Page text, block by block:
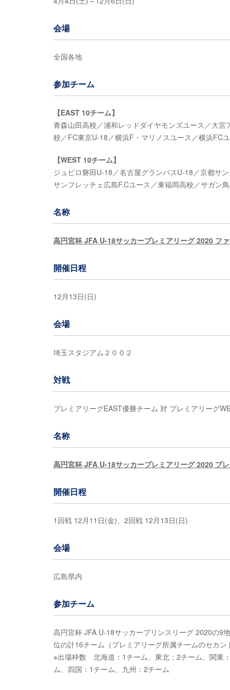
会場
全国各地
参加チーム
【EAST 10チーム】
青森山田高校／浦和レッドダイヤモンズユース／大
校／FC東京U-18／横浜F・マリノスユース／横浜FC
【WEST 10チーム】
ジュビロ磐田U-18／名古屋グランパスU-18／京都サ
サンフレッチェ広島F.Cユース／東福岡高校／サガン
名称
高円宮杯 JFA U-18サッカープレミアリーグ 2020 フ
開催日程
12月13日(日)
会場
埼玉スタジアム２００２
対戦
プレミアリーグEAST優勝チーム 対 プレミアリーグ
名称
高円宮杯 JFA U-18サッカープレミアリーグ 2020 プ
開催日程
1回戦 12月11日(金)、2回戦 12月13日(日)
会場
広島県内
参加チーム
高円宮杯 JFA U-18サッカープリンスリーグ 2020の9
位の計16チーム（プレミアリーグ所属チームのセカン
※出場枠数 北海道：1チーム、東北：2チーム、関東
ム、四国：1チーム、九州：2チーム